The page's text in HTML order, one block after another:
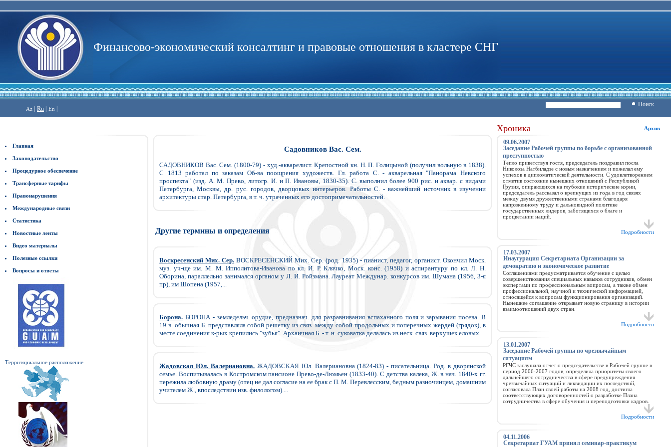
Финансово-экономический консалтинг и правовые отношения в кластере СНГ
Az | Ru | En |
Поиск
Главная
Законодательство
Процедурное обеспечение
Трансферные тарифы
Правонарушения
Международные связи
Статистика
Новостные ленты
Видео материалы
Полезные ссылки
Вопросы и ответы
Территориальное расположение
Садовников Вас. Сем.
САДОВНИКОВ Вас. Сем. (1800-79) - худ.-акварелист. Крепостной кн. Н. П. Голицыной (получил вольную в 1838).
С 1813 работал по заказам Об-ва поощрения художеств. Гл. работа С. - акварельная "Панорама Невского
проспекта" (изд. А. М. Прево, литогр. И. и П. Ивановы, 1830-35). С. выполнил более 900 рис. и аквар. с видами
Петербурга, Москвы, др. рус. городов, дворцовых интерьеров. Работы С. - важнейший источник в изучении
архитектуры стар. Петербурга, в т. ч. утраченных его достопримечательностей.
Другие термины и определения
Воскресенский Мих. Сер. ВОСКРЕСЕНСКИЙ Мих. Сер. (род. 1935) - пианист, педагог, органист. Окончил Моск.
муз. уч-ще им. М. М. Ипполитова-Иванова по кл. И. Р. Клячко, Моск. конс. (1958) и аспирантуру по кл. Л. Н.
Оборина, параллельно занимался органом у Л. И. Ройзмана. Лауреат Междунар. конкурсов им. Шумана (1956, 3-я
пр), им Шопена (1957,...
Борона. БОРОНА - земледельч. орудие, предназнач. для разравнивания вспаханного поля и зарывания посева. В
19 в. обычная Б. представляла собой решетку из связ. между собой продольных и поперечных жердей (грядок), в
месте соединения к-рых крепились "зубья". Архаичная Б. - т. н. суковатка делалась из неск. связ. верхушек еловых...
Жадовская Юл. Валериановна.ЖАДОВСКАЯ Юл. Валериановна (1824-83) - писательница. Род. в дворянской
семье. Воспитывалась в Костромском пансионе Прево-де-Люмьен (1833-40). С детства калека, Ж. в нач. 1840-х гг.
пережила любовную драму (отец не дал согласие на ее брак с П. М. Перевлесским, бедным разночинцем, домашним
учителем Ж., впоследствии изв. филологом)....
Хроника Архив
09.06.2007
Заседание Рабочей группы по борьбе с организованной
преступностью
Тепло приветствуя гостя, председатель поздравил посла
Николоза Натбиладзе с новым назначением и пожелал ему
успехов в дипломатической деятельности. С удовлетворением
отметив состояние нынешних отношений с Республикой
Грузия, опирающихся на глубокие исторические корни,
председатель рассказал о крепнущих из года в год связях
между двумя дружественными странами благодаря
напряженному труду и дальновидной политике
государственных лидеров, заботящихся о благе и
процветании наций.
Подробности
17.03.2007
Инаугурация Секретариата Организации за
демократию и экономическое развитие
Соглашениями предусматривается обучение с целью
совершенствования специальных навыков сотрудников, обмен
экспертами по профессиональным вопросам, а также обмен
профессиональной, научной и технической информацией,
относящейся к вопросам функционирования организаций.
Нынешнее соглашение открывает новую страницу в истории
взаимоотношений двух стран.
Подробности
13.01.2007
Заседание Рабочей группы по чрезвычайным
ситуациям
РГЧС заслушала отчет о председательстве в Рабочей группе в
период 2006-2007 годов, определила приоритеты своего
дальнейшего сотрудничества в сфере предупреждения
чрезвычайных ситуаций и ликвидации их последствий,
согласовала План своей работы на 2008 год, достигла
соответствующих договоренностей о разработке Плана
сотрудничества в сфере обучения и переподготовки кадров.
Подробности
04.11.2006
Секретариат ГУАМ принял семинар-практикум